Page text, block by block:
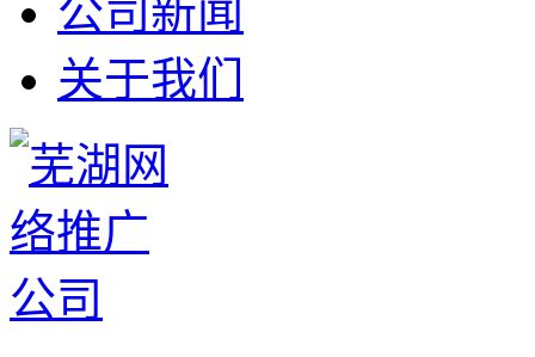
公司新闻
关于我们